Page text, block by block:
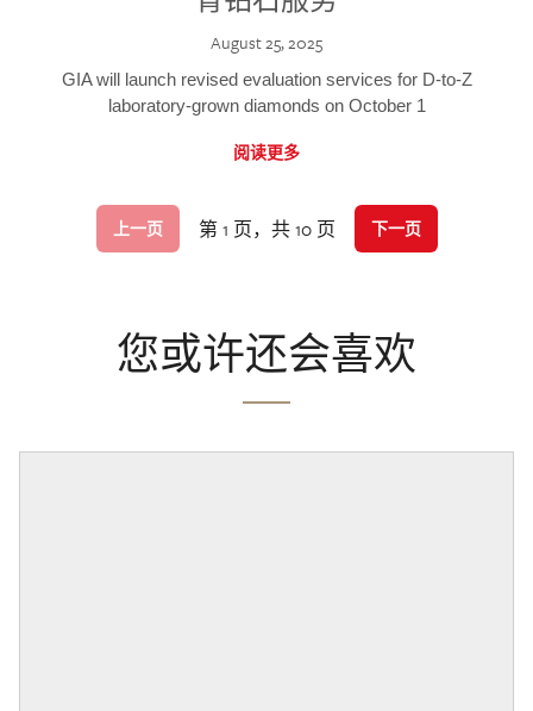
August 25, 2025
GIA will launch revised evaluation services for D-to-Z
laboratory-grown diamonds on October 1
阅读更多
上一页 第 1 页，共 10 页 下一页
您或许还会喜欢